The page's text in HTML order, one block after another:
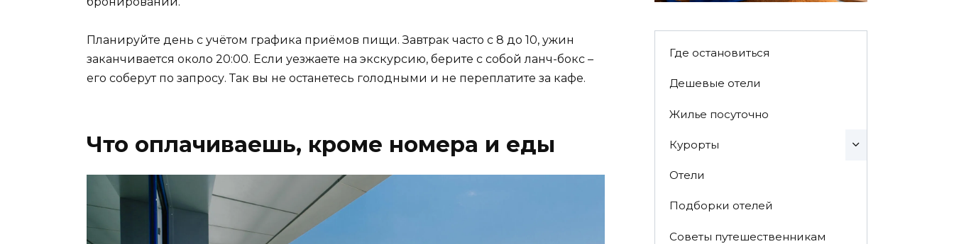
Планируйте день с учётом графика приёмов пищи. Завтрак часто с 8 до 10, ужин
заканчивается около 20:00. Если уезжаете на экскурсию, берите с собой ланч-бокс –
его соберут по запросу. Так вы не останетесь голодными и не переплатите за кафе.
Что оплачиваешь, кроме номера и еды
Где остановиться
Дешевые отели
Жилье посуточно
Курорты
Отели
Подборки отелей
Советы путешественникам